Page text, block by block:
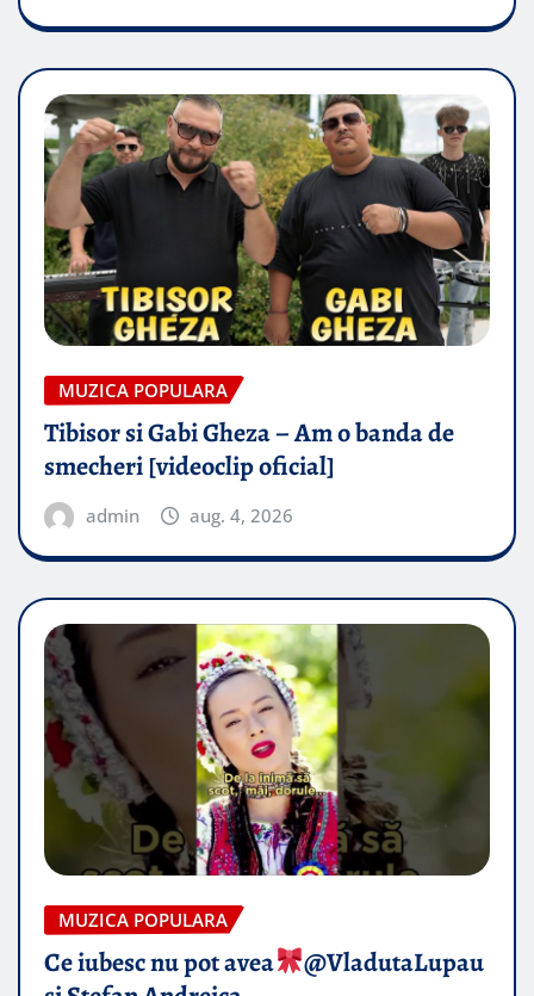
MUZICA POPULARA
Tibisor si Gabi Gheza – Am o banda de
smecheri [videoclip oficial]
admin aug. 4, 2026
MUZICA POPULARA
Ce iubesc nu pot avea
​@VladutaLupau